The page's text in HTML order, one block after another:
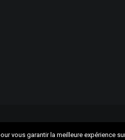
vous garantir la meilleure expérience